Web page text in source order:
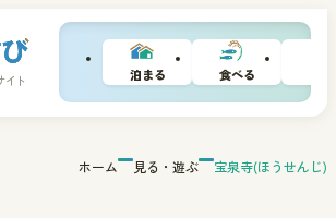
イト 泊まる 食べる
ホーム 見る・遊ぶ 宝泉寺(ほうせんじ)